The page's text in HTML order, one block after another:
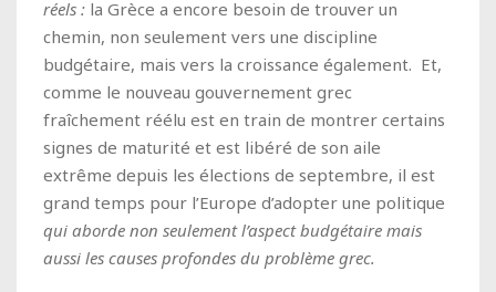
réels : la Grèce a encore besoin de trouver un
chemin, non seulement vers une discipline
budgétaire, mais vers la croissance également. Et,
comme le nouveau gouvernement grec
fraîchement réélu est en train de montrer certains
signes de maturité et est libéré de son aile
extrême depuis les élections de septembre, il est
grand temps pour l’Europe d’adopter une politique
qui aborde non seulement l’aspect budgétaire mais
aussi les causes profondes du problème grec.